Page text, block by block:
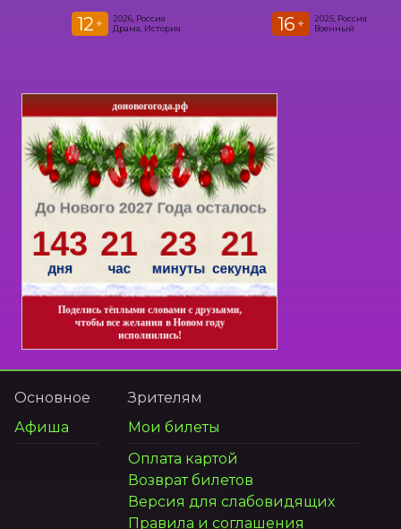
12 +
2026, Россия
Драма, История
16 +
2025, Россия
Военный
Основное
Афиша
Зрителям
Мои билеты
Оплата картой
Возврат билетов
Версия для слабовидящих
Правила и соглашения